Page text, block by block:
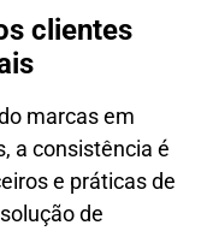
clientes
marcas em
a consistência é
e práticas de
de